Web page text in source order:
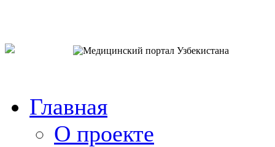
Главная
О проекте